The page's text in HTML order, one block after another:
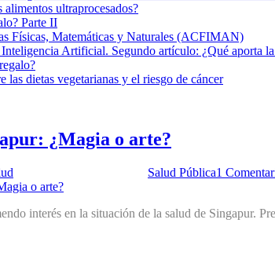
alimentos ultraprocesados?
Parte II
Físicas, Matemáticas y Naturales (ACFIMAN)
Artificial. Segundo artículo: ¿Qué aporta
las dietas vegetarianas y el riesgo de cáncer
¿Magia o arte?
Salud Pública1
interés en la situación de la salud de Singapur.